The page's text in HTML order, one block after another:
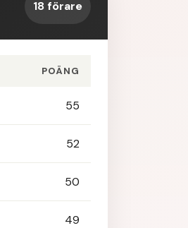
18 förare
POÄNG
55
52
50
49